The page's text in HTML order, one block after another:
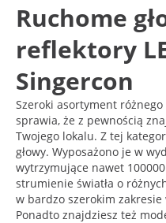
Ruchome
reflektory
Singercon
Szeroki asortyment
sprawia, że z pewnością
Twojego lokalu. Z tej
głowy. Wyposażono je w
wytrzymujące nawet
strumienie światła o
w bardzo szerokim zakresie
Ponadto znajdziesz też